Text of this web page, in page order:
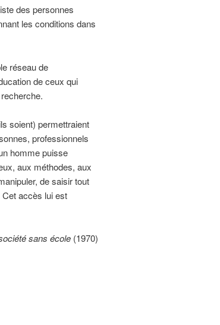
des personnes
les conditions dans
réseau de
de ceux qui
soient) permettraient
professionnels
homme puisse
aux méthodes, aux
de saisir tout
Cet accès lui est
sans école (1970)